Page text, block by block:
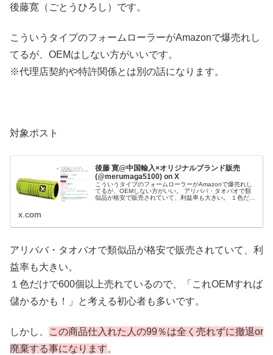
後藤寛（ごとうひろし）です。
こういうタイプのフォームローラーがAmazonで爆売れし
てるが、OEMはしない方がいいです。
※代理店契約や特許関係とは別の話になります。
対象ポスト
後藤 寛@中国輸入×オリジナルブランド販売
(@merumaga5100) on X
こういうタイプのフォームローラーがAmazonで爆売れし
てるが、OEMしない方がいい。 アリババ・タオバオで類
似品が格安で販売されていて、利益率も大きい。 １色だけ
x.com
アリババ・タオバオで類似品が格安で販売されていて、利
益率も大きい。
１色だけで600個以上売れているので、「これOEMすれば
儲かるかも！」と考える初心者も多いです。
しかし、
この商品仕入れた人の99％は全く売れずに撤退or
廃棄する事になります。